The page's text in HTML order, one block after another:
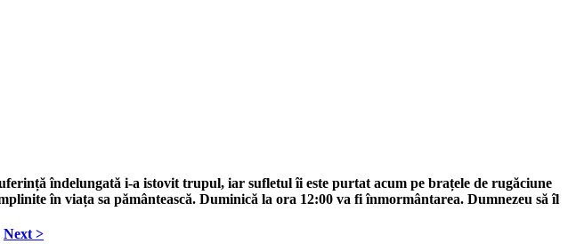
îndelungată i-a istovit trupul, iar sufletul îi este purtat acum pe brațele de rugăciune
în viața sa pământească. Duminică la ora 12:00 va fiînmormântarea. Dumnezeu să îl
Next >